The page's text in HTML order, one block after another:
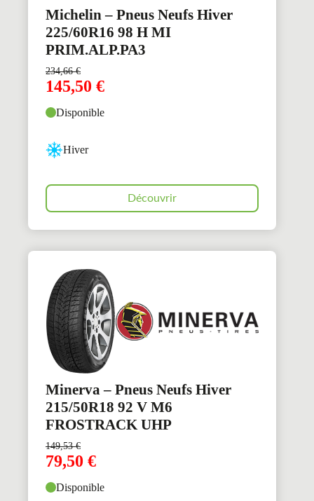
Michelin – Pneus Neufs Hiver
225/60R16 98 H MI
PRIM.ALP.PA3
234,66€
145,50 €
Disponible
Hiver
Découvrir
Minerva – Pneus Neufs Hiver
215/50R18 92 V M6
FROSTRACK UHP
149,53€
79,50 €
Disponible